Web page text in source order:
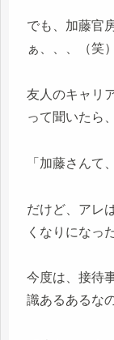
でも、加藤官
ぁ、、、（笑）
友人のキャリ
って聞いたら、
「加藤さんて
だけど、アレ
くなりになっ
今度は、接待
識あるあるな